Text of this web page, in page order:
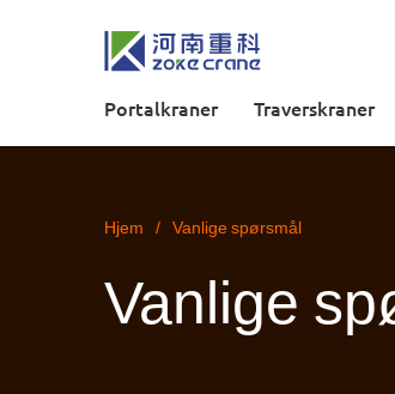
Portalkraner Traverskraner
Hjem / Vanlige spørsmål
Vanlige